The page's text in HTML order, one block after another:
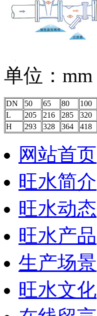
单位：mm
DN 50 65 80 100
L
205 216 285 320
H
293 328 364 418
网站首页
旺水简介
旺水动态
旺水产品
生产场景
旺水文化